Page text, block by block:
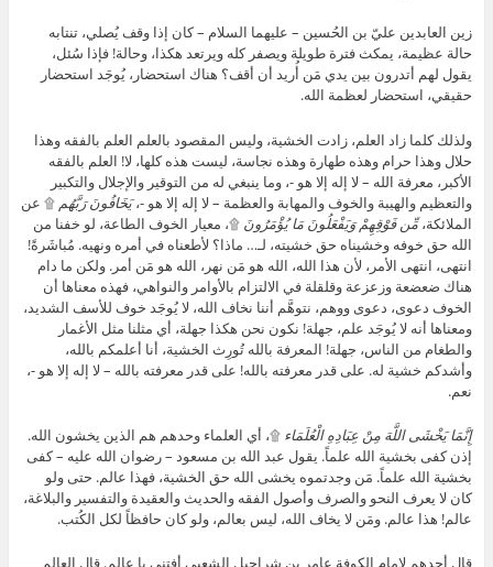
زين العابدين عليّ بن الحُسين – عليهما السلام – كان إذا وقف يُصلي، تنتابه
حالة عظيمة، يمكث فترة طويلة ويصفر كله ويرتعد هكذا، وحالة! فإذا سُئل،
يقول لهم أتدرون بين يدي مَن أُريد أن أقف؟ هناك استحضار، يُوجَد استحضار
حقيقي، استحضار لعظمة الله.
ولذلك كلما زاد العلم، زادت الخشية، وليس المقصود بالعلم العلم بالفقه وهذا
حلال وهذا حرام وهذه طهارة وهذه نجاسة، ليست هذه كلها، لا! العلم بالفقه
الأكبر، معرفة الله – لا إله إلا هو -، وما ينبغي له من التوقير والإجلال والتكبير
والتعظيم والهيبة والخوف والمهابة والعظمة – لا إله إلا هو -،يَخَافُونَ رَبَّهُم ۩ عن
الملائكة،مِّن فَوْقِهِمْ وَيَفْعَلُونَ مَا يُؤْمَرُونَ ۩، معيار الخوف الطاعة، لو خفنا من
الله حق خوفه وخشيناه حق خشيته، لـ… ماذا؟ لأطعناه في أمره ونهيه. مُباشَرةً!
انتهى، انتهى الأمر، لأن هذا الله، الله هو مَن نهر، الله هو مَن أمر. ولكن ما دام
هناك ضعضعة وزعزعة وقلقلة في الالتزام بالأوامر والنواهي، فهذه معناها أن
الخوف دعوى، دعوى ووهم، نتوهَّم أننا نخاف الله، لا يُوجَد خوف للأسف الشديد،
ومعناها أنه لا يُوجَد علم، جهلة! نكون نحن هكذا جهلة، أي مثلنا مثل الأغمار
والطغام من الناس، جهلة! المعرفة بالله تُورِث الخشية، أنا أعلمكم بالله،
وأشدكم خشية له. على قدر معرفته بالله! على قدر معرفته بالله – لا إله إلا هو -،
نعم.
إِنَّمَا يَخْشَى اللَّهَ مِنْ عِبَادِهِ الْعُلَمَاء ۩، أي العلماء وحدهم هم الذين يخشون الله.
إذن كفى بخشية الله علماً. يقول عبد الله بن مسعود – رضوان الله عليه – كفى
بخشية الله علماً. مَن وجدتموه يخشى الله حق الخشية، فهذا عالم. حتى ولو
كان لا يعرف النحو والصرف وأصول الفقه والحديث والعقيدة والتفسير والبلاغة،
عالم! هذا عالم. ومَن لا يخاف الله، ليس بعالم، ولو كان حافظاً لكل الكُتب.
قال أحدهم لإمام الكوفة عامر بن شراحيل الشعبي أفتني يا عالم. قال العالم